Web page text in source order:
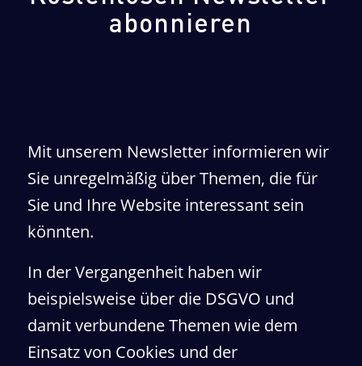
abonnieren
Mit unserem Newsletter informieren wir
Sie unregelmäßig über Themen, die für
Sie und Ihre Website interessant sein
könnten.
In der Vergangenheit haben wir
beispielsweise über die DSGVO und
damit verbundene Themen wie dem
Einsatz von Cookies und der